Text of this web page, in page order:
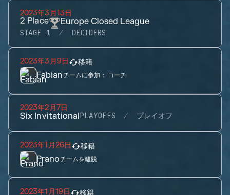
2023年3月13日
2 Place Europe Closed League
STAGE 1 DECIDERS
2023年3月9日 移籍
Fabianチームに参加： コーチ
2023年2月7日
Six InvitationalPLAYOFFS プレイオフ
2023年1月26日 移籍
Pranoチームを離脱
2023年1月19日 移籍